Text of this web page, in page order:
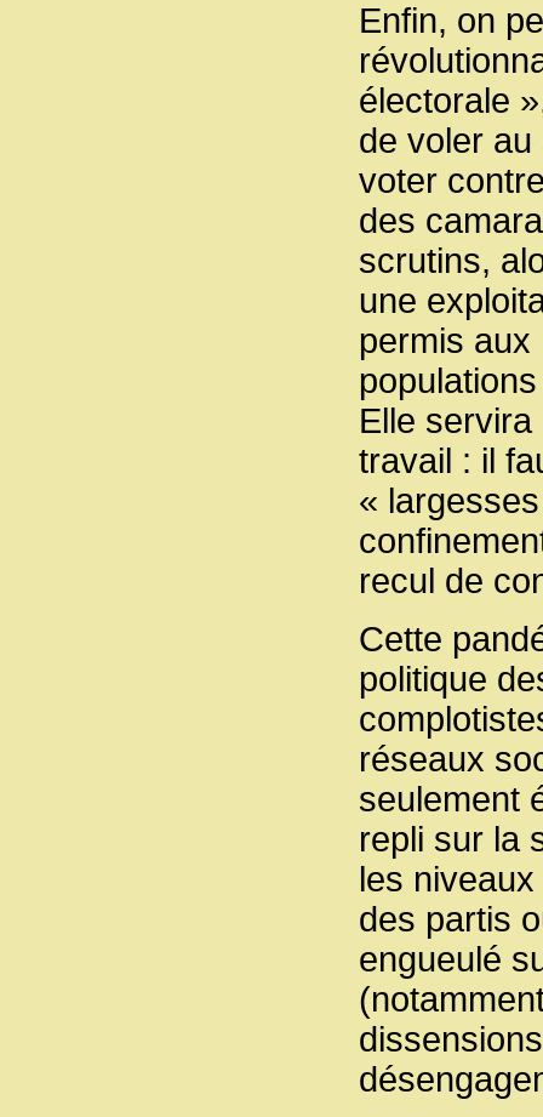
Enfin, on
électorale
de voler
voter
des
scrutins,
une
permis aux
Elle
travail : il
«
recul de
Cette
politique
réseaux
seulement
repli sur la
les
des partis
engueulé